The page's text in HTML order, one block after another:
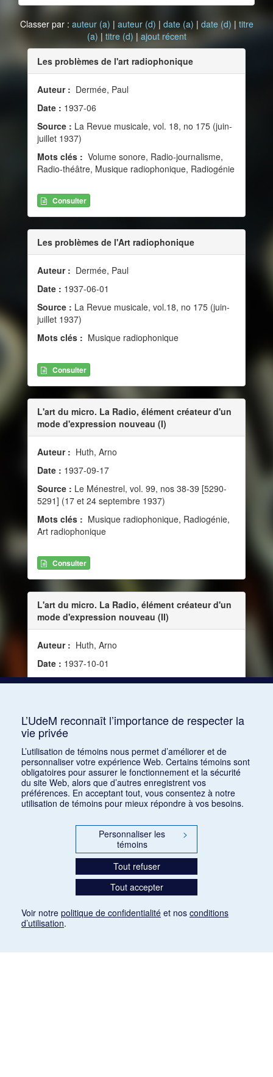
Classer par : auteur (a) | auteur (d) | date (a) | date (d) | titre
(a) | titre (d) |ajout récent
Les problèmes de l'art radiophonique
Auteur : Dermée, Paul
Date : 1937-06
Source : La Revue musicale, vol. 18, no 175 (juin-
juillet 1937)
Mots clés : Volume sonore, Radio-journalisme,
Radio-théâtre, Musique radiophonique, Radiogénie
Consulter
Les problèmes de l'Art radiophonique
Auteur : Dermée, Paul
Date : 1937-06-01
Source : La Revue musicale, vol.18, no 175 (juin-
juillet 1937)
Mots clés : Musique radiophonique
Consulter
L'art du micro. La Radio, élément créateur d'un
mode d'expression nouveau (I)
Auteur : Huth, Arno
Date : 1937-09-17
Source : Le Ménestrel, vol. 99, nos 38-39 [5290-
5291] (17 et 24 septembre 1937)
Mots clés : Musique radiophonique, Radiogénie,
Art radiophonique
Consulter
L'art du micro. La Radio, élément créateur d'un
mode d'expression nouveau (II)
Auteur : Huth, Arno
Date : 1937-10-01
Source :Le Ménestrel, vol. 99, nos 40-41 [5292-
L’UdeM reconnaît l’importance de respecter la
vie privée
L’utilisation de témoins nous permet d’améliorer et de
personnaliser votre expérience Web. Certains témoins sont
obligatoires pour assurer le fonctionnement et la sécurité
du site Web, alors que d’autres enregistrent vos
préférences. En acceptant tout, vous consentez à notre
utilisation de témoins pour mieux répondre à vos besoins.
Personnaliser les
témoins
>
Tout refuser
Tout accepter
Voir notre politique de confidentialité et nos conditions
d’utilisation.